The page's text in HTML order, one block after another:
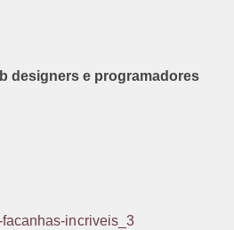
designers e programadores